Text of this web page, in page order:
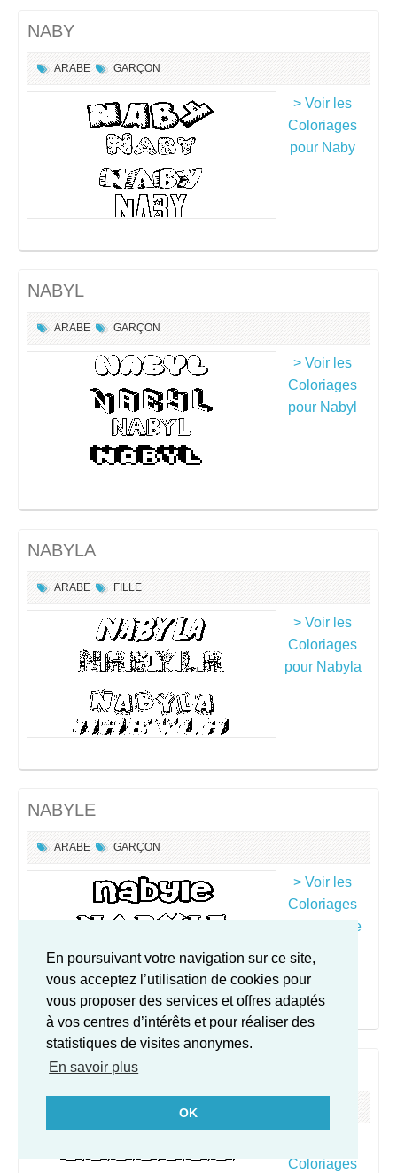
En poursuivant votre navigation sur ce site,
vous acceptez l’utilisation de cookies pour
vous proposer des services et offres adaptés
à vos centres d’intérêts et pour réaliser des
statistiques de visites anonymes.
En savoir plus
OK
NABY
ARABE GARÇON
> Voir les
Coloriages
pour Naby
NABYL
ARABE GARÇON
> Voir les
Coloriages
pour Nabyl
NABYLA
ARABE FILLE
> Voir les
Coloriages
pour Nabyla
NABYLE
ARABE GARÇON
> Voir les
Coloriages
pour Nabyle
NACEIRA
Coloriages